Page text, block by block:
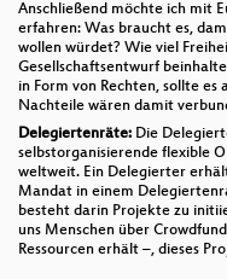
Anschließend möchte ich mit
erfahren: Was braucht es,
wollen würdet? Wie viel
Gesellschaftsentwurf
in Form von Rechten, sollte es
Nachteile wären damit
Delegiertenräte: Die
selbstorganisierende flexible
weltweit. Ein Delegierter
Mandat in einem
besteht darin Projekte zu
uns Menschen über
Ressourcen erhält –, dieses